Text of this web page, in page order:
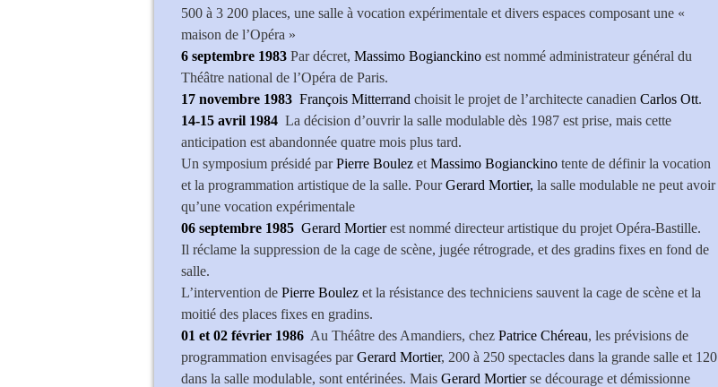
500 à 3 200 places, une salle à vocation expérimentale et divers espaces composant une «
maison de l’Opéra »
6 septembre 1983 Par décret, Massimo Bogianckino est nommé administrateur général du
Théâtre national de l’Opéra de Paris.
17 novembre 1983 François Mitterrand choisit le projet de l’architecte canadien Carlos Ott.
14-15 avril 1984 La décision d’ouvrir la salle modulable dès 1987 est prise, mais cette
anticipation est abandonnée quatre mois plus tard.
Un symposium présidé parPierre Boulez et Massimo Bogianckino tente de définir la vocation
et la programmation artistique de la salle. PourGerard Mortier, la salle modulable ne peut avoir
qu’une vocation expérimentale
06 septembre 1985 Gerard Mortierest nommé directeur artistique du projet Opéra-Bastille.
Il réclame la suppression de la cage de scène, jugée rétrograde, et des gradins fixes en fond de
salle.
L’intervention de Pierre Boulez et la résistance des techniciens sauvent la cage de scène et la
moitié des places fixes en gradins.
01 et 02 février 1986 Au Théâtre des Amandiers, chez Patrice Chéreau, les prévisions de
programmation envisagées parGerard Mortier, 200 à 250 spectacles dans la grande salle et 120
dans la salle modulable, sont entérinées. Mais Gerard Mortierse décourage et démissionne